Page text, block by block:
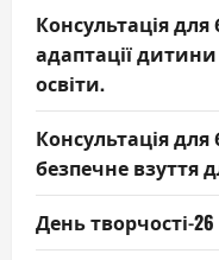
Консультація для
адаптації
освіти.
Консультація для
безпечне взуття
День творчості-26